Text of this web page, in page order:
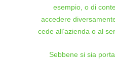
esempio, o di
accedere
cede all’azienda o al
Sebbene si sia